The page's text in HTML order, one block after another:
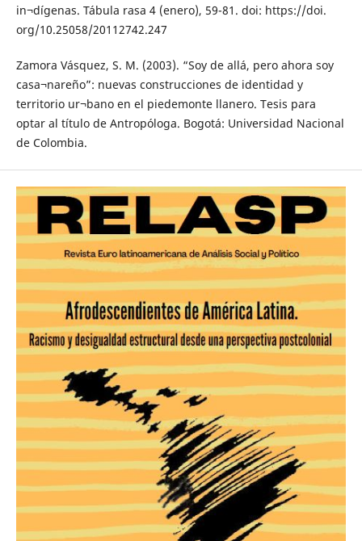
in¬dígenas. Tábula rasa 4 (enero), 59-81. doi: https://doi.
org/10.25058/20112742.247
Zamora Vásquez, S. M. (2003). “Soy de allá, pero ahora soy
casa¬nareño”: nuevas construcciones de identidad y
territorio ur¬bano en el piedemonte llanero. Tesis para
optar al título de Antropóloga. Bogotá: Universidad Nacional
de Colombia.